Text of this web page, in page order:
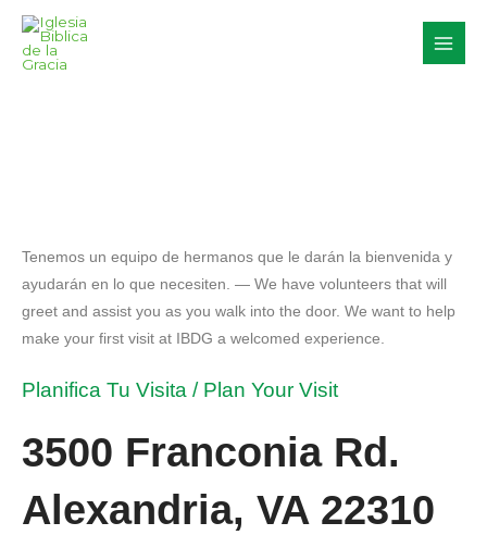
Skip
content
Tenemos un equipo de hermanos que le darán la bienvenida y
ayudarán en lo que necesiten. — We have volunteers that will
greet and assist you as you walk into the door. We want to help
make your first visit at IBDG a welcomed experience.
Planifica Tu Visita / Plan Your Visit
3500 Franconia Rd.
Alexandria, VA 22310